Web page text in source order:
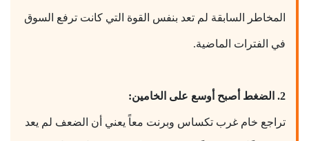
المخاطر السابقة لم تعد بنفس القوة التي كانت ترفع السوق
في الفترات الماضية.
2. الضغط أصبح أوسع على الخامين:
تراجع خام غرب تكساس وبرنت معاً يعني أن الضعف لم يعد